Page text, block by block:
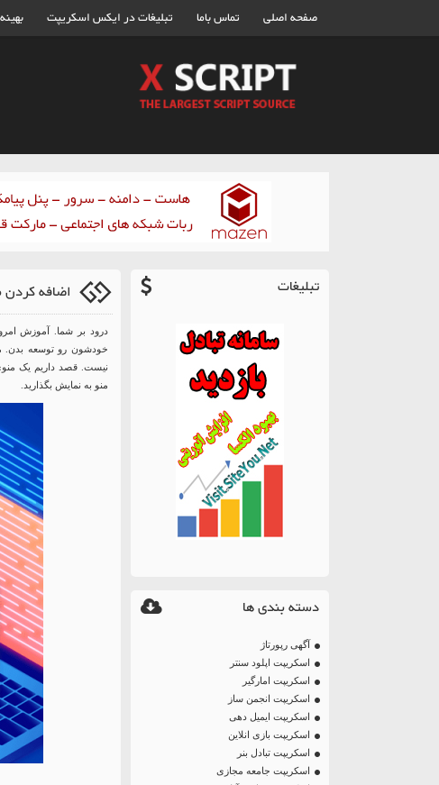
صفحه اصلی تماس باما تبلیغات در ایکس اسکریپت
تبلیغات
دسته بندی ها
آگهی رپورتاژ
اسکریپت اپلود سنتر
اسکریپت امارگیر
اسکریپت انجمن ساز
اسکریپت ایمیل دهی
اسکریپت بازی انلاین
اسکریپت تبادل بنر
اسکریپت جامعه مجازی
اضافه
درود بر شما. آموزش
خودشون رو توسعه بدن.
نیست. قصد داریم یک
منو به نمایش بگذارید.